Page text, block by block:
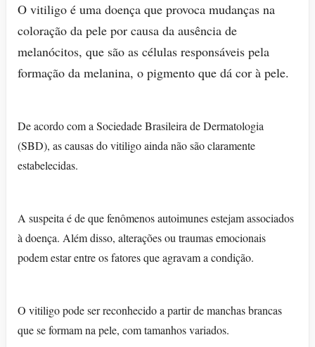
O vitiligo é uma doença que provoca mudanças na
coloração da pele por causa da ausência de
melanócitos, que são as células responsáveis pela
formação da melanina, o pigmento que dá cor à pele.
De acordo com a Sociedade Brasileira de Dermatologia
(SBD), as causas do vitiligo ainda não são claramente
estabelecidas.
A suspeita é de que fenômenos autoimunes estejam associados
à doença. Além disso, alterações ou traumas emocionais
podem estar entre os fatores que agravam a condição.
O vitiligo pode ser reconhecido a partir de manchas brancas
que se formam na pele, com tamanhos variados.